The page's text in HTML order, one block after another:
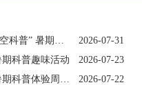
2026-07-31
暑期科创课堂
2026-07-23
科普趣味活动
2026-07-22
周活动圆满落幕